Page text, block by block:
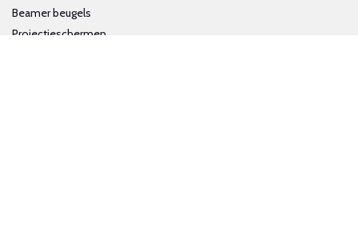
Beamer beugels
Projectieschermen